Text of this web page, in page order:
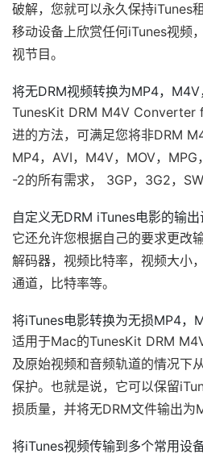
破解，您就可以永久保持iTunes
移动设备上欣赏任何iTunes视频
视节目。
将无DRM视频转换为MP4，M4V
TunesKit DRM M4V Converter
进的方法，可满足您将非DRM
MP4，AVI，M4V，MOV，MPG
-2的所有需求， 3GP，3G2，
自定义无DRM iTunes电影的输出
它还允许您根据自己的要求更改
解码器，视频比特率，视频大小
通道，比特率等。
将iTunes电影转换为无损MP4，
适用于Mac的TunesKit DRM
及原始视频和音频轨道的情况下
保护。也就是说，它可以保留
损质量，并将无DRM文件输出为
将iTunes视频传输到多个常用设